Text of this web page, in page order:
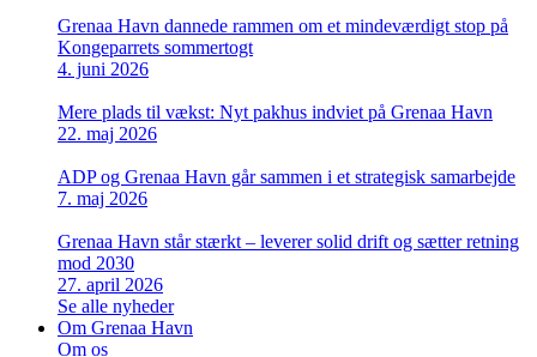
Grenaa Havn dannede rammen om et mindeværdigt stop på
Kongeparrets sommertogt
4. juni 2026
Mere plads til vækst: Nyt pakhus indviet på Grenaa Havn
22. maj 2026
ADP og Grenaa Havn går sammen i et strategisk samarbejde
7. maj 2026
Grenaa Havn står stærkt – leverer solid drift og sætter retning
mod 2030
27. april 2026
Se alle nyheder
Om Grenaa Havn
Om os